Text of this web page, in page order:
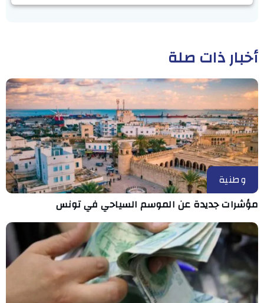
أخبار ذات صلة
وطنية
مؤشرات جديدة عن الموسم السياحي في تونس